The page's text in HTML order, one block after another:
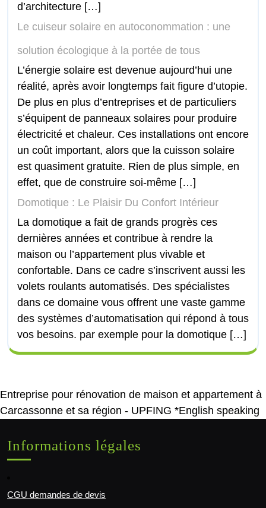
d’architecture […]
Le cuiseur solaire en autoconommation : une
solution écologique à la portée de tous
L’énergie solaire est devenue aujourd’hui une
réalité, après avoir longtemps fait figure d’utopie.
De plus en plus d’entreprises et de particuliers
s’équipent de panneaux solaires pour produire
électricité et chaleur. Ces installations ont encore
un coût important, alors que la cuisson solaire
est quasiment gratuite. Rien de plus simple, en
effet, que de construire soi-même […]
Domotique : Le Plaisir Du Confort Intérieur
La domotique a fait de grands progrès ces
dernières années et contribue à rendre la
maison ou l’appartement plus vivable et
confortable. Dans ce cadre s’inscrivent aussi les
volets roulants automatisés. Des spécialistes
dans ce domaine vous offrent une vaste gamme
des systèmes d’automatisation qui répond à tous
vos besoins. par exemple pour la domotique […]
Entreprise pour rénovation de maison et appartement à
Carcassonne et sa région - UPFING *English speaking
Informations légales
CGU demandes de devis